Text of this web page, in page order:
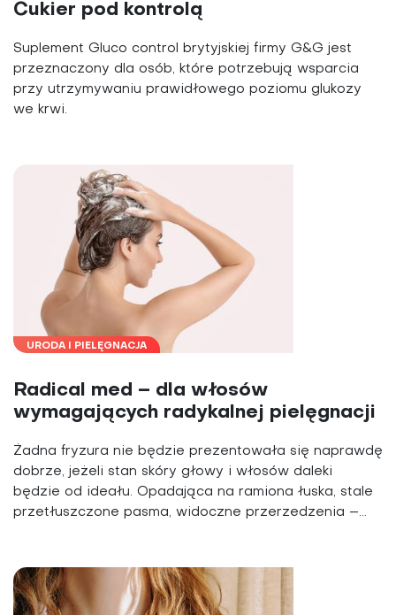
Cukier pod kontrolą
Suplement Gluco control brytyjskiej firmy G&G jest
przeznaczony dla osób, które potrzebują wsparcia
przy utrzymywaniu prawidłowego poziomu glukozy
we krwi.
URODA I PIELĘGNACJA
Radical med – dla włosów
wymagających radykalnej pielęgnacji
Żadna fryzura nie będzie prezentowała się naprawdę
dobrze, jeżeli stan skóry głowy i włosów daleki
będzie od ideału. Opadająca na ramiona łuska, stale
przetłuszczone pasma, widoczne przerzedzenia –...